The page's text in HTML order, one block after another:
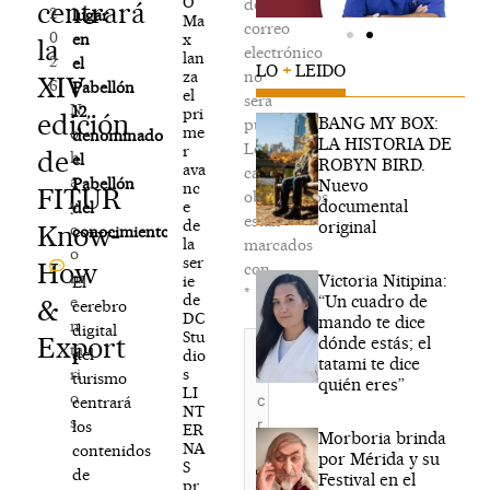
centrará
la
XIV
edición
de
FITUR
Know-
How
&
Export
2
0
2
6
N
o
h
a
y
c
o
m
e
n
ta
ri
o
s
lugar
en
el
Pabellón
12,
denominado
el
Pabellón
del
conocimiento
El
cerebro
digital
del
turismo
centrará
los
contenidos
de
Ma
x
lan
za
el
pri
me
r
ava
nc
e
de
la
ser
ie
de
DC
Stu
dio
s
LI
NT
ER
NA
S
pr
de
correo
electrónico
no
será
publicada.
Los
campos
obligatorios
están
marcados
con
*
Escribe
aquí...
LO + LEIDO
BANG MY BOX:
LA HISTORIA DE
ROBYN BIRD.
Nuevo
documental
original
Victoria Nitipina:
“Un cuadro de
mando te dice
dónde estás; el
tatami te dice
quién eres”
Morboria brinda
por Mérida y su
Festival en el